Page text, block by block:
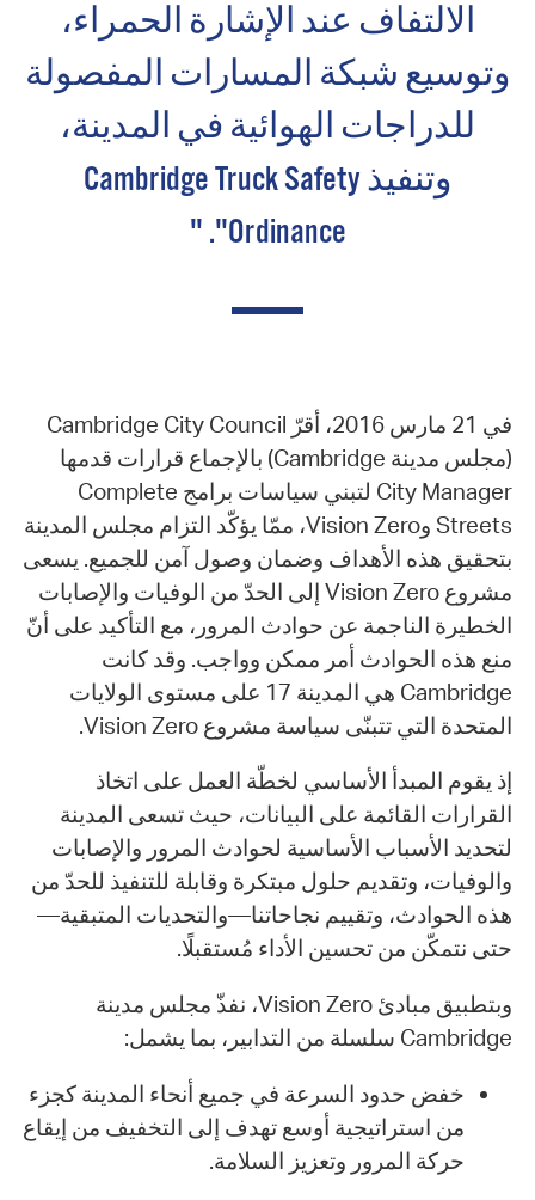
الالتفاف عند الإشارة الحمراء،
وتوسيع شبكة المسارات المفصولة
للدراجات الهوائية في المدينة،
وتنفيذ Cambridge Truck Safety
Ordinance". "
في 21 مارس 2016، أقرّ Cambridge City Council
(مجلس مدينة Cambridge) بالإجماع قرارات قدمها
City Manager لتبني سياسات برامج Complete
Streets وVision Zero، ممّا يؤكّد التزام مجلس المدينة
بتحقيق هذه الأهداف وضمان وصول آمن للجميع. يسعى
مشروع Vision Zero إلى الحدّ من الوفيات والإصابات
الخطيرة الناجمة عن حوادث المرور، مع التأكيد على أنّ
منع هذه الحوادث أمر ممكن وواجب. وقد كانت
Cambridge هي المدينة 17 على مستوى الولايات
المتحدة التي تتبنّى سياسة مشروع Vision Zero.
إذ يقوم المبدأ الأساسي لخطّة العمل على اتخاذ
القرارات القائمة على البيانات، حيث تسعى المدينة
لتحديد الأسباب الأساسية لحوادث المرور والإصابات
والوفيات، وتقديم حلول مبتكرة وقابلة للتنفيذ للحدّ من
هذه الحوادث، وتقييم نجاحاتنا—والتحديات المتبقية—
حتى نتمكّن من تحسين الأداء مُستقبلًا.
وبتطبيق مبادئ Vision Zero، نفذّ مجلس مدينة
Cambridge سلسلة من التدابير، بما يشمل:
خفض حدود السرعة في جميع أنحاء المدينة كجزء
من استراتيجية أوسع تهدف إلى التخفيف من إيقاع
حركة المرور وتعزيز السلامة.